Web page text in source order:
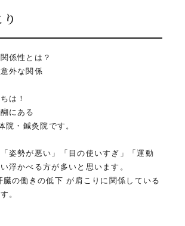
係性とは？
外な関係
は！
にある
院・鍼灸院です。
姿勢が悪い」「目の使いすぎ」「運動
浮かべる方が多いと思います。
の働きの低下 が肩こりに関係している
。